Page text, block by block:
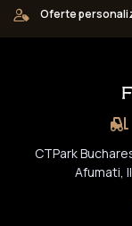
Oferte
CTPark
Afumati,